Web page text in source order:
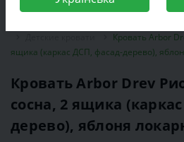
Кровать Arbor
ящика (каркас ДСП, фасад-дерево),
Кровать Arbor Drev
сосна, 2 ящика
дерево), яблоня